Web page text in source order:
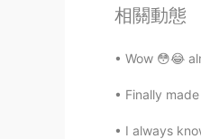
維持
Emi
相關動態
Wow 😳😂 almost
Finally
I always